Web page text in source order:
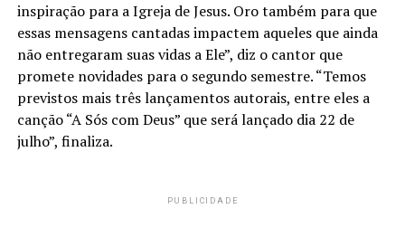
inspiração para a Igreja de Jesus. Oro também para que
essas mensagens cantadas impactem aqueles que ainda
não entregaram suas vidas a Ele”, diz o cantor que
promete novidades para o segundo semestre. “Temos
previstos mais três lançamentos autorais, entre eles a
canção “A Sós com Deus” que será lançado dia 22 de
julho”, finaliza.
PUBLICIDADE